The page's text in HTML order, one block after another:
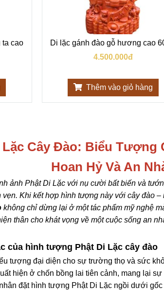
ta cao
Di lặc gánh đào gỗ hương cao
4.500.000đ
Thêm vào giỏ hàng
Cây Đào: Biểu Tượng
Hoan Hỷ Và An
ảnh Phật Di Lặc với nụ cười bất biến và
vẹn. Khi kết hợp hình tượng này với cây đào
không chỉ dừng lại ở một tác phẩm mỹ nghệ
thân cho khát vọng về một cuộc sống an
của hình tượng Phật Di Lặc cây đào
tượng đại diện cho sự trường thọ và sức
hiện ở chốn bồng lai tiên cảnh, mang lại
đặt hình tượng Phật Di Lặc ngồi dưới